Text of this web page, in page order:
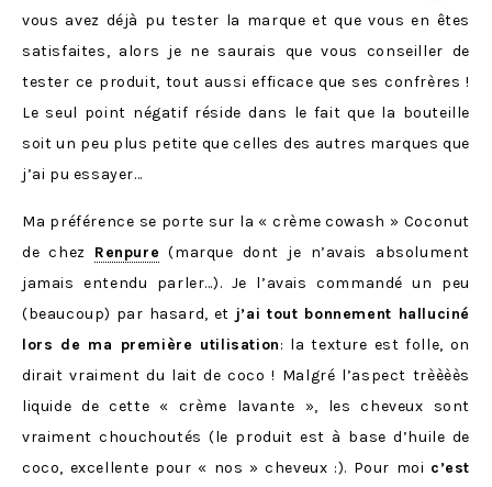
vous avez déjà pu tester la marque et que vous en êtes
satisfaites, alors je ne saurais que vous conseiller de
tester ce produit, tout aussi efficace que ses confrères !
Le seul point négatif réside dans le fait que la bouteille
soit un peu plus petite que celles des autres marques que
j’ai pu essayer…
Ma préférence se porte sur la « crème cowash » Coconut
de chez Renpure (marque dont je n’avais absolument
jamais entendu parler…). Je l’avais commandé un peu
(beaucoup) par hasard, et j’ai tout bonnement halluciné
lors de ma première utilisation: la texture est folle, on
dirait vraiment du lait de coco ! Malgré l’aspect trèèèès
liquide de cette « crème lavante », les cheveux sont
vraiment chouchoutés (le produit est à base d’huile de
coco, excellente pour « nos » cheveux :). Pour moi c’est